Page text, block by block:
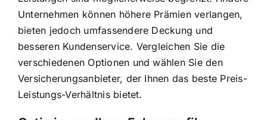
Unternehmen können höhere Prämien verlangen,
bieten jedoch umfassendere Deckung und
besseren Kundenservice. Vergleichen Sie die
verschiedenen Optionen und wählen Sie den
Versicherungsanbieter, der Ihnen das beste Preis-
Leistungs-Verhältnis bietet.